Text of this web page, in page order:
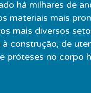
há milhares de
materiais mais
mais diversos
construção, de
próteses no corpo